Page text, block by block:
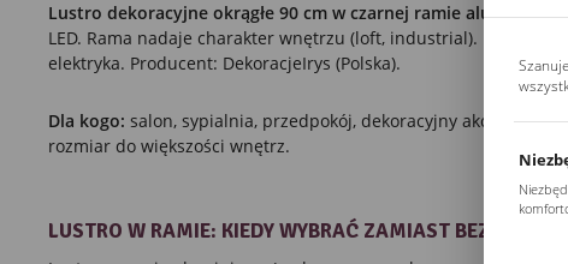
Lustro dekoracyjne okrągłe 90 cm w czarnej ramie
LED. Rama nadaje charakter wnętrzu (loft, industrial). Montaż
elektryka. Producent: DekoracjeIrys (Polska).
Dla kogo: salon, sypialnia, przedpokój, dekoracyjny akcent na
rozmiar do większości wnętrz.
LUSTRO W RAMIE: KIEDY WYBRAĆ ZAMIAST